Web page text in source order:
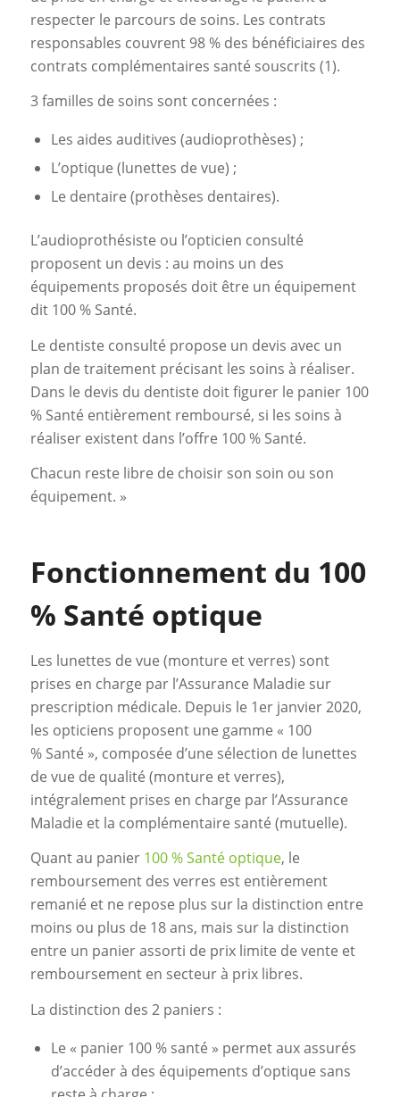
respecter le parcours de soins. Les contrats
responsables couvrent 98 % des bénéficiaires des
contrats complémentaires santé souscrits (1).
3 familles de soins sont concernées :
Les aides auditives (audioprothèses) ;
L’optique (lunettes de vue) ;
Le dentaire (prothèses dentaires).
L’audioprothésiste ou l’opticien consulté
proposent un devis : au moins un des
équipements proposés doit être un équipement
dit 100 % Santé.
Le dentiste consulté propose un devis avec un
plan de traitement précisant les soins à réaliser.
Dans le devis du dentiste doit figurer le panier 100
% Santé entièrement remboursé, si les soins à
réaliser existent dans l’offre 100 % Santé.
Chacun reste libre de choisir son soin ou son
équipement. »
Fonctionnement du 100
% Santé optique
Les lunettes de vue (monture et verres) sont
prises en charge par l’Assurance Maladie sur
prescription médicale. Depuis le 1er janvier 2020,
les opticiens proposent une gamme « 100
% Santé », composée d’une sélection de lunettes
de vue de qualité (monture et verres),
intégralement prises en charge par l’Assurance
Maladie et la complémentaire santé (mutuelle).
Quant au panier 100 % Santé optique, le
remboursement des verres est entièrement
remanié et ne repose plus sur la distinction entre
moins ou plus de 18 ans, mais sur la distinction
entre un panier assorti de prix limite de vente et
remboursement en secteur à prix libres.
La distinction des 2 paniers :
Le « panier 100 % santé » permet aux assurés
d’accéder à des équipements d’optique sans